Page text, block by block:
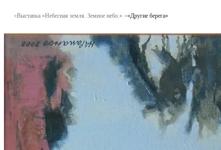
Выставка «Небесная земля. Земное небо.» «Другие берега»